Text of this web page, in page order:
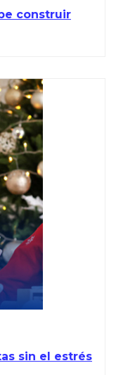
construir
sin el estrés